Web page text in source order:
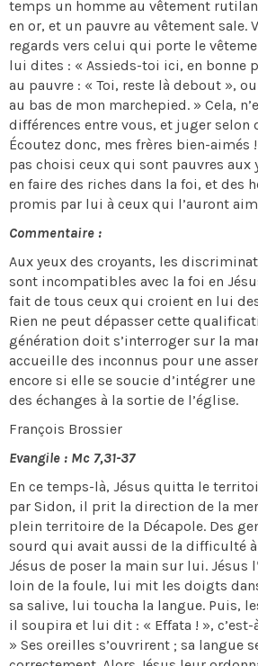
temps un homme au vêtement
en or, et un pauvre au vêtement sale.
regards vers celui qui porte le
lui dites : « Assieds-toi ici, en bonne
au pauvre : « Toi, reste là debout »,
au bas de mon marchepied. » Cela,
différences entre vous, et juger selon
Écoutez donc, mes frères bien-aimés
pas choisi ceux qui sont pauvres aux
en faire des riches dans la foi, et des
promis par lui à ceux qui l’auront
Commentaire :
Aux yeux des croyants, les
sont incompatibles avec la foi en
fait de tous ceux qui croient en lui
Rien ne peut dépasser cette
génération doit s’interroger sur la
accueille des inconnus pour une
encore si elle se soucie d’intégrer
des échanges à la sortie de l’église.
François Brossier
Evangile : Mc 7,31-37
En ce temps-là, Jésus quitta le
par Sidon, il prit la direction de la
plein territoire de la Décapole. Des
sourd qui avait aussi de la difficulté
Jésus de poser la main sur lui. Jésus
loin de la foule, lui mit les doigts
sa salive, lui toucha la langue. Puis,
il soupira et lui dit : « Effata ! »,
» Ses oreilles s’ouvrirent ; sa langue